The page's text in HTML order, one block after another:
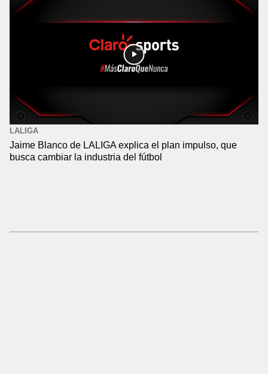
LALIGA
Jaime Blanco de LALIGA explica el plan impulso, que
busca cambiar la industria del fútbol